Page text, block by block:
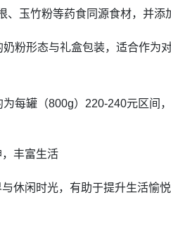
玉竹粉等药食同源食材，并添
粉形态与礼盒包装，适合作为
每罐（800g）220-240元区间
，丰富生活
休闲时光，有助于提升生活愉